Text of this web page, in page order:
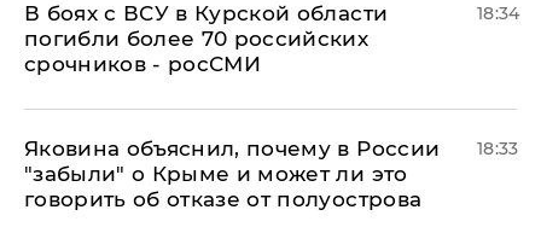
В боях с ВСУ в Курской области
погибли более 70 российских
срочников - росСМИ
18:34
Яковина объяснил, почему в России
"забыли" о Крыме и может ли это
говорить об отказе от полуострова
18:33